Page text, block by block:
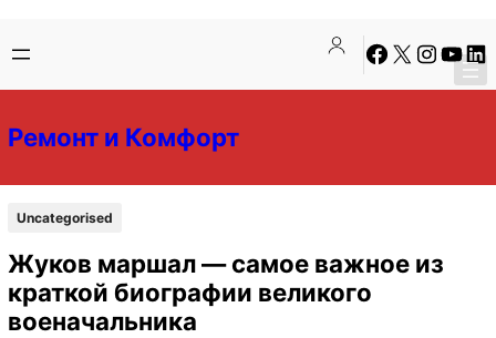
содержимому
содержимому
Facebook
X Instagram
Ремонт и Комфорт
Uncategorised
Жуков маршал — самое важное из
краткой биографии великого
военачальника